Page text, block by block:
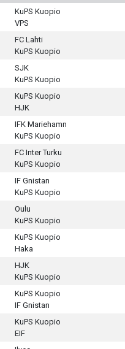
KuPS Kuopio
VPS
FC Lahti
KuPS Kuopio
SJK
KuPS Kuopio
KuPS Kuopio
HJK
IFK Mariehamn
KuPS Kuopio
FC Inter Turku
KuPS Kuopio
IF Gnistan
KuPS Kuopio
Oulu
KuPS Kuopio
KuPS Kuopio
Haka
HJK
KuPS Kuopio
KuPS Kuopio
IF Gnistan
KuPS Kuopio
EIF